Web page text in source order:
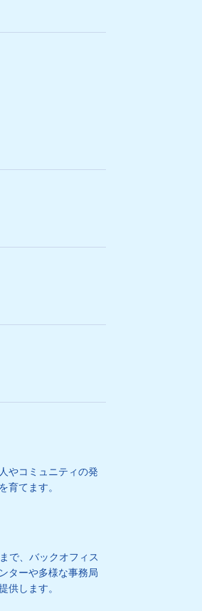
やコミュニティの発
育てます。
で、バックオフィス
ターや多様な事務局
供します。